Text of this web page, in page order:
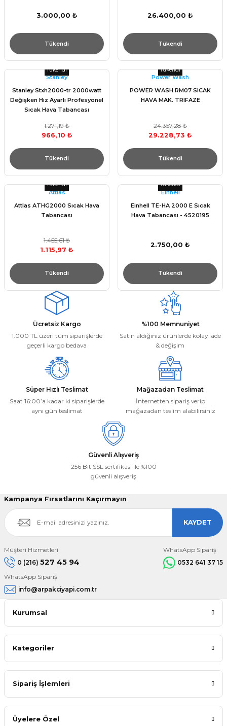
3.000,00 ₺
Tükendi
26.400,00 ₺
Tükendi
Tükendi
Stanley
Stanley Stxh2000-tr 2000watt
Değişken Hız Ayarlı Profesyonel
Sıcak Hava Tabancası
1.271,19 ₺
966,10 ₺
Tükendi
Tükendi
Power Wash
POWER WASH RM07 SICAK
HAVA MAK. TRIFAZE
24.357,28 ₺
29.228,73 ₺
Tükendi
Tükendi
Attlas
Attlas ATHG2000 Sıcak Hava
Tabancası
1.455,61 ₺
1.115,97 ₺
Tükendi
Tükendi
Einhell
Einhell TE-HA 2000 E Sıcak
Hava Tabancası - 4520195
2.750,00 ₺
Tükendi
Ücretsiz Kargo
1.000 TL üzeri tüm siparişlerde
geçerli kargo bedava
%100 Memnuniyet
Satın aldığınız ürünlerde kolay iade
& değişim
Süper Hızlı Teslimat
Saat 16:00’a kadar ki siparişlerde
aynı gün teslimat
Mağazadan Teslimat
İnternetten sipariş verip
mağazadan teslim alabilirsiniz
Güvenli Alışveriş
256 Bit SSL sertifikası ile %100
güvenli alışveriş
Kampanya Fırsatlarını Kaçırmayın
KAYDET
Müşteri Hizmetleri
0 (216) 527 45 94
WhatsApp Sipariş
0532 641 37 15
WhatsApp Sipariş
info@arpakciyapi.com.tr
Kurumsal
Kategoriler
Sipariş İşlemleri
Üyelere Özel